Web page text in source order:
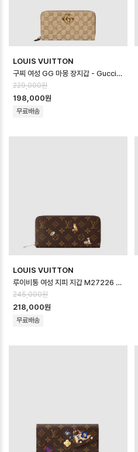
LOUIS VUITTON
구찌 여성 GG 마몽 장지갑 - Gucci Womens GG Marmont Long Wal…
229,000원
198,000원
무료배송
LOUIS VUITTON
루이비통 여성 지피 지갑 M27226 - Louis vuitton Womens Zippy …
245,000원
218,000원
무료배송